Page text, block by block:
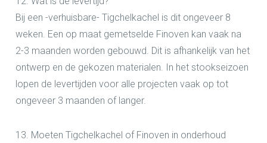
Bij een -verhuisbare- Tigchelkachel is dit ongeveer 8
weken. Een op maat gemetselde Finoven kan vaak na
2-3 maanden worden gebouwd. Dit is afhankelijk van het
ontwerp en de gekozen materialen. In het stookseizoen
lopen de levertijden voor alle projecten vaak op tot
ongeveer 3 maanden of langer.
13. Moeten Tigchelkachel of Finoven in onderhoud